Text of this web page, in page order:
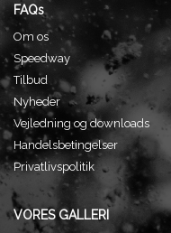
FAQs
Om os
Speedway
Tilbud
Nyheder
Vejledning og downloads
Handelsbetingelser
Privatlivspolitik
VORES GALLERI